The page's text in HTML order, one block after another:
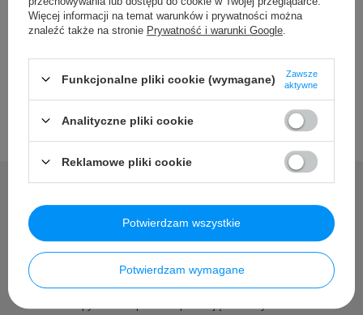
Opinie
Potrzebujesz pomocy? Masz
pytania?
Zadaj pytanie a my odpowiemy niezwłocznie, najciekawsze
Więcej informacji na temat warunków i prywatności można
znaleźć także na stronie Prywatność i warunki Google
Funkcjonalne pliki cookie (wymagane)
Zawsze
aktywne
Analityczne pliki cookie
Reklamowe pliki cookie
Potwierdzam wymagane
Potwierdzam wszystkie